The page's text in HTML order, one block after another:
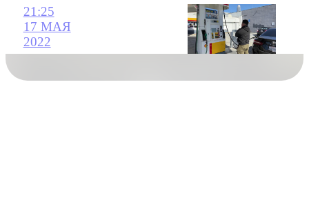
21:25
17 МАЯ
2022